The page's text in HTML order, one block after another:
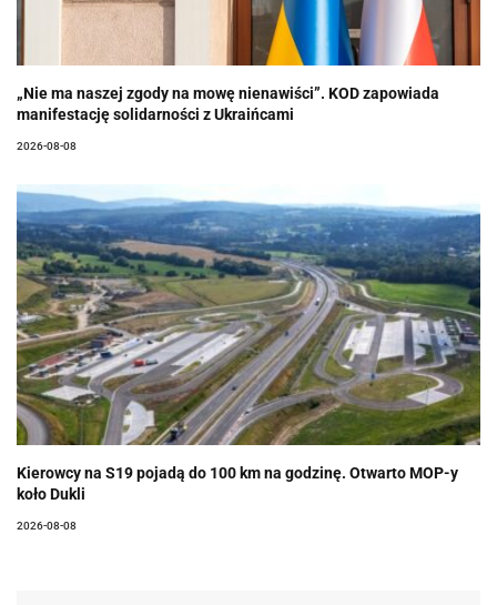
„Nie ma naszej zgody na mowę nienawiści”. KOD zapowiada
manifestację solidarności z Ukraińcami
2026-08-08
Kierowcy na S19 pojadą do 100 km na godzinę. Otwarto MOP-y
koło Dukli
2026-08-08